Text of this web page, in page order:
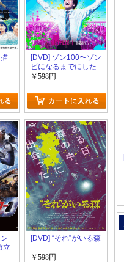
[DVD] ゾン100〜ゾン
ビになるまでにした
い100のこと〜
￥598円
立
[DVD] “それ”がいる森
￥598円